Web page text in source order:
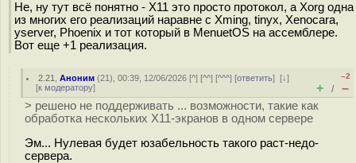
Не, ну тут всё понятно - X11 это просто протокол, а Xorg одна
из многих его реализаций наравне с Xming, tinyx, Xenocara,
yserver, Phoenix и тот который в MenuetOS на ассемблере.
Вот еще +1 реализация.
2.21 ,Аноним (21), 00:39, 12/06/2026 [^] [^^] [^^^] [ответить][↓]
[к модератору]
–2
+ / –
> решено не поддерживать ... возможности, такие как
обработка нескольких X11-экранов в одном сервере
Эм... Нулевая будет юзабельность такого раст-недо-
сервера.